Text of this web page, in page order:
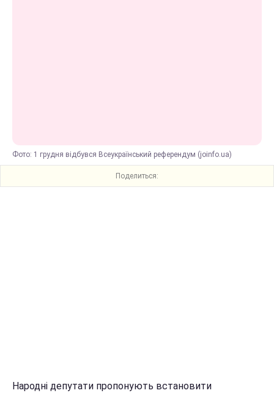
Фото: 1 грудня відбувся Всеукраїнський референдум (joinfo.ua)
Поделиться:
Народні депутати пропонують встановити